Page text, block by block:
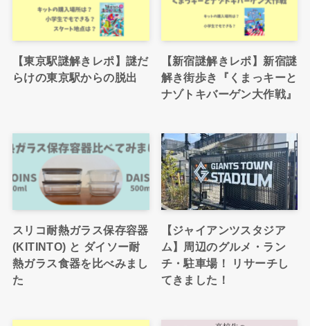
【東京駅謎解きレポ】謎だ
らけの東京駅からの脱出
【新宿謎解きレポ】新宿謎
解き街歩き『くまっキーと
ナゾトキバーゲン大作戦』
スリコ耐熱ガラス保存容器
(KITINTO) と ダイソー耐
熱ガラス食器を比べみまし
た
【ジャイアンツスタジア
ム】周辺のグルメ・ラン
チ・駐車場！ リサーチし
てきました！